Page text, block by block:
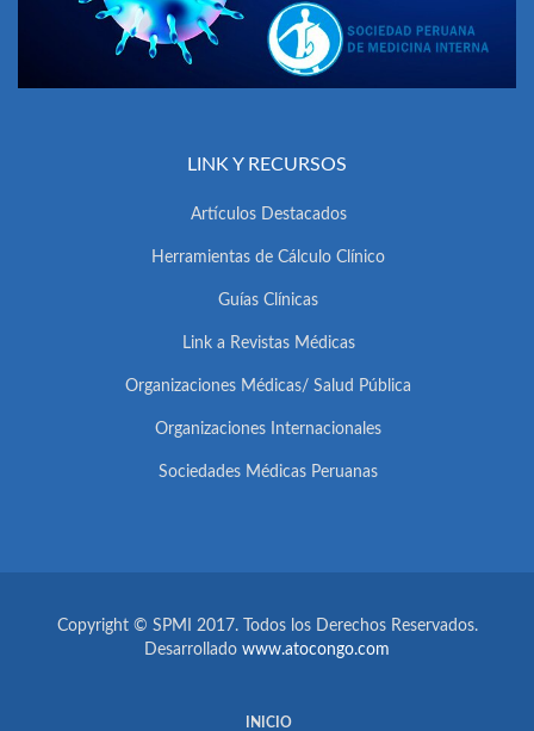
LINK Y RECURSOS
Artículos Destacados
Herramientas de Cálculo Clínico
Guías Clínicas
Link a Revistas Médicas
Organizaciones Médicas/ Salud Pública
Organizaciones Internacionales
Sociedades Médicas Peruanas
Copyright © SPMI 2017. Todos los Derechos Reservados.
Desarrollado www.atocongo.com
INICIO